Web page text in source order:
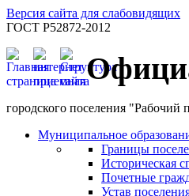
Версия сайта для слабовидящих
ГОСТ Р52872-2012
городского поселения "Рабочий
Муниципальное
Границы
Историческая
Почетные
Устав